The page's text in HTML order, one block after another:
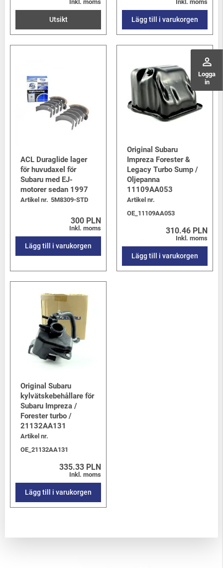
perm_identity
Logga
in
Inkl. moms
Utsikt
Inkl. moms
Lägg till i varukorgen
ACL Duraglide lager
för huvudaxel för
Subaru med EJ-
motorer sedan 1997
Artikel nr. 5M8309-STD
300 PLN
Inkl. moms
Lägg till i varukorgen
Original Subaru
Impreza Forester &
Legacy Turbo Sump /
Oljepanna
11109AA053
Artikel nr.
OE_11109AA053
310.46 PLN
Inkl. moms
Lägg till i varukorgen
Original Subaru
kylvätskebehållare för
Subaru Impreza /
Forester turbo /
21132AA131
Artikel nr.
OE_21132AA131
335.33 PLN
Inkl. moms
Lägg till i varukorgen